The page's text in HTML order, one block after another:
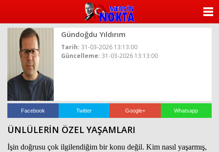
Gündoğdu Yıldırım
Tarih: 31-03-2026 13:13:00
Güncelleme: 31-03-2026 13:13:00
Facebook Twitter Google+ Whatsapp
ÜNLÜLERİN ÖZEL YAŞAMLARI
İşin doğrusu çok ilgilendiğim bir konu değil. Kim nasıl yaşarmış,
YAZARLAR